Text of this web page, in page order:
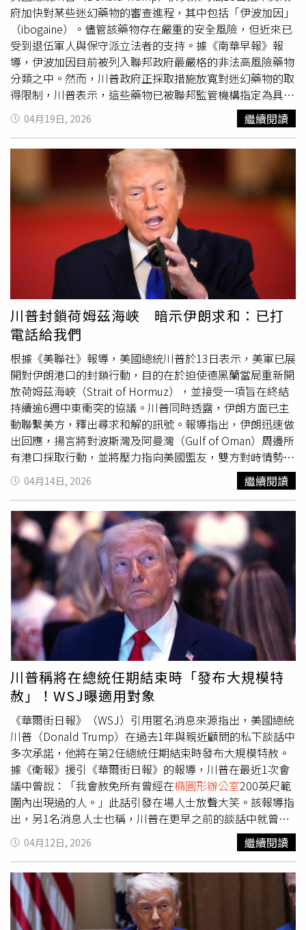
到期，區域局勢發展備受關注。另據伊朗紅新月會表示，美
方日前扣押的一艘伊朗船隻實際上載有供洗腎病患使用的醫
療物資，並指控此舉違反國際法。天主教教宗良十四世
（Pope Leo XIV）則表態，基於牧者立場，無法支持美國與
以色列對伊朗的戰爭行動，但同時譴責伊朗政府對示威者的
殺害行為。
府加快對某些迷幻藥物的審查進程，其中包括「伊波加因」
（ibogaine）。儘管該藥物存在嚴重的安全風險，但近來已
受到退伍軍人與保守派立法者的支持。據《南華早報》報
導，伊波加因目前被列入聯邦政府最嚴格的非法高風險藥物
分類之中。然而，川普政府正採取措施放寬對迷幻藥物的取
得限制，川普表示，這些藥物已被聯邦監管機構指定為具有
潛在突破性的療法。川普在簽署相關行政命令時表示：「今
天的命令將確保那些遭受嚴重症狀困擾的人，最終可能有機
會重拾人生，過上更快樂的生活。」這位共和黨總統指出，
他的指示將有助於「大幅加速」迷幻藥物研究與治療的取
得。他補充：「如果這些藥物真的如人們所說那樣有效，將
會產生巨大的影響。」退伍軍人組織與迷幻藥倡議者長期主
張，由西非灌木植物製成的伊波加因，對於創傷後壓力症候
群以及鴉片類藥物成癮等難以治療的疾病具有重大潛力。此
前，川普的衛生部長小羅伯特F甘迺迪（Robert F. Kennedy
Jr.）及其他政府官員已承諾放寬醫療用途迷幻藥取得限制，
而該議題也罕見地獲得跨黨派支持。當天在白宮 橢圓形辦公
出席活動的還包括多位高階衛生官員、保守派播客主持人
羅根（Joe Rogan），以及前海軍海豹部隊成員盧特雷爾
（Marcus Luttrell），其描述阿富汗致命任務的回憶錄曾改
編為電影《紅翼行動》（Lone Survivor）。羅根表示，他
曾將有關伊波加因的資訊傳送給川普，總統回覆：「聽起來
很棒。你想要食品藥物管理局批准嗎？我們就來做吧。」盧
特雷爾則在儀式中讚賞川普：「你將因此拯救許多生命。這
確實徹底改變了我的人生，使其變得更好。」美國食品藥物
管理局（Food and Drug Administration，FDA）將於下週
針對3種迷幻藥物發放國家優先審查憑證。該機構局長馬卡
里（Marty Makary）表示，若這些藥物「符合國家優先事
項」，將可加速獲得批准。這是FDA首次對任何迷幻藥提供
此類快速審查機制。FDA同時也正採取措施，為伊波加因在
美國進行首次人體臨床試驗鋪路。由於伊波加因已知有可能
引發致命的心臟問題，川普的決定令許多長期從事迷幻藥研
究的倡議者與學者感到意外。美國國家衛生研究院（NIH）
曾於1990年代短暫資助該藥物的研究，但因其「心血管毒
性」而終止相關計畫。約翰霍普金斯大學迷幻藥與意識研究
中心（Johns Hopkins Center for Psychedelic and
Consciousness Research）主任巴雷特（Frederick
Barrett）表示：「由於已知的心臟毒性，在美國研究伊波
加因一直極為困難。如果這項行政命令能為客觀且科學性的
研究鋪路，將有助於我們了解它是否真的是比其他療法更優
越的迷幻治療。」目前尚無任何迷幻藥在美國獲得批准，但
已有多種藥物正在大型臨床試驗中，用於治療各類心理健康
問題，包括「賽洛西賓」（psilocybin）、「搖頭丸」
（MDMA）及「麥角酸二乙醯胺」（LSD）。這些藥物目前
仍屬非法，與海洛因等藥物同列為第1級管制物質。奧勒岡
州（Oregon）與科羅拉多州（Colorado）則已將賽洛西賓
治療合法化。
04月19日, 2026 繼續閱讀
川普封鎖荷姆茲海峽 暗示伊朗求和：已打
電話給我們
根據《美聯社》報導，美國總統川普於13日表示，美軍已展
開對伊朗港口的封鎖行動，目的在於迫使德黑蘭當局重新開
放荷姆茲海峽（Strait of Hormuz），並接受一項旨在終結
持續逾6週中東衝突的協議。川普同時透露，伊朗方面已主
動聯繫美方，釋出尋求和解的訊號。報導指出，伊朗迅速做
出回應，揚言將對波斯灣及阿曼灣（Gulf of Oman）周邊所
有港口採取行動，並將壓力指向美國盟友，雙方對峙情勢升
高。此舉被視為一場罕見的地緣政治攤牌，可能對全球經濟
造成重大衝擊，並增加停火協議破裂及戰火再起的風險。此
前，旨在緩解衝突的巴基斯坦會談於11日未能取得共識，至
今亦未傳出重啟談判的具體進展，使區域局勢持續緊繃。川
普證實，封鎖行動已於美東夏令時間13日上午10時正式啟
動。他在白宮
橢圓形辦公室外對媒體表示，美國無法容許任
何國家透過封鎖海域對全球施壓，強調「不能讓一個國家勒
索全世界」。同時，他也暗示外交途徑仍未完全關閉，稱伊
朗方面「已經打電話過來」，並指出「正確的人在今天早上
聯繫，希望能達成協議」，但未進一步說明聯繫者身分及談
話內容。英國海事貿易行動辦公室（UKMTO）隨後向航運
業者發布通知，指出美軍封鎖範圍涵蓋整個伊朗海岸線，包
括港口與能源設施。不過，目前尚未接獲非伊朗目的地船隻
航行受阻的通報，但提醒航經該區域的船舶可能面臨軍事活
動風險。另一方面，船舶追蹤平台MarineTraffic在社群媒體
上指出，至少有兩艘接近荷姆茲海峽的油輪，在封鎖行動開
始後不久即改變航向，顯示市場對局勢變化高度敏感。分析
指出，在正常情況下，全球約20％的石油貿易需經由荷姆茲
海峽運輸。伊朗實際限制該海域通行後，已導致國際油價上
揚，進一步推升中東以外地區的燃料、食品及基本民生物資
成本。雖然德黑蘭允許部分被視為友好國家的船隻通行，但
收取高額費用，引發外界批評其將全球經濟作為談判籌碼。
04月14日, 2026 繼續閱讀
川普稱將在總統任期結束時「發布大規模特
赦」！WSJ曝適用對象
《華爾街日報》（WSJ）引用匿名消息來源指出，美國總統
川普（Donald Trump）在過去1年與親近顧問的私下談話中
多次承諾，他將在第2任總統任期結束時發布大規模特赦。
據《衛報》援引《華爾街日報》的報導，川普在最近1次會
議中曾說：「我會赦免所有曾經在橢圓形辦公室200英尺範
圍內出現過的人。」此話引發在場人士放聲大笑。該報導指
出，另1名消息人士也稱，川普在更早之前的談話中就曾說
過類似的言論，但當時他說的是10英尺內出現過的人。還有
消息來源稱，川普曾提出在任期結束時召開記者會，宣布大
規模特赦。對於這項報導，白宮新聞秘書李維特（Karoline
Leavitt）回應稱：「《華爾街日報》應該學會理解玩笑。不
過，總統的特赦權是絕對的。」自第2任期開始以來，川普
已對超過1800人給予寬赦。在他上任的第1天，他便對1500
04月12日, 2026 繼續閱讀